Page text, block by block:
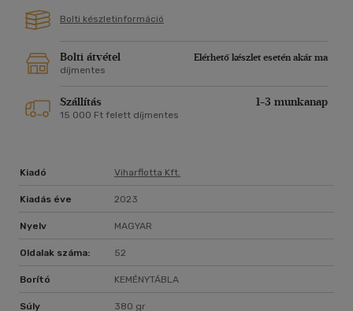
Bolti készletinformáció
Bolti átvétel
Elérhető készlet esetén akár ma
díjmentes
Szállítás 1-3 munkanap
15 000 Ft felett díjmentes
Kiadó Viharflotta Kft.
Kiadás éve 2023
Nyelv MAGYAR
Oldalak száma: 52
Borító KEMÉNYTÁBLA
Súly 380 gr